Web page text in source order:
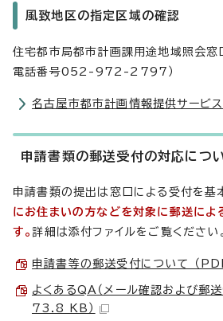
風致地区の指定区域の確認
住宅都市局都市計画課用途地域照会窓
電話番号052-972-2797）
名古屋市都市計画情報提供サービス
申請書類の郵送受付の対応につ
申請書類の提出は窓口による受付を基
にお住まいの方などを対象に郵送によ
す。詳細は添付ファイルをご覧ください
申請書等の郵送受付について （
よくあるQA（メール確認および郵
73.8 KB）